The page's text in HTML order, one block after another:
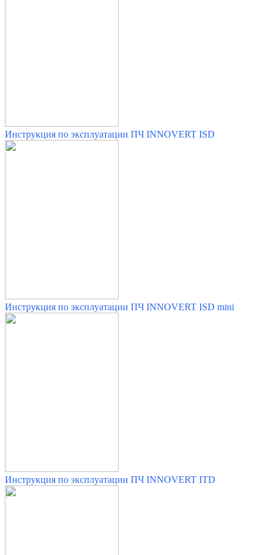
Инструкция по эксплуатации ПЧ INNOVERT ISD
Инструкция по эксплуатации ПЧ INNOVERT ISD mini
Инструкция по эксплуатации ПЧ INNOVERT ITD